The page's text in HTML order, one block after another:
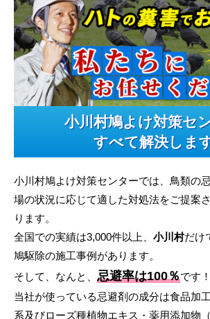
小川村鳩よけ対策セ
すべて解決しま
小川村鳩よけ対策センターでは、鳥類の
場の状況に応じて適した対処法をご提案
ります。
全国での実績は3,000件以上、 小川村だけ
鳩駆除の施工事例があります。
そして、なんと、 忌避率は100％です！
当社が使っている忌避剤の成分は食品加
系及びローズ種植物エキス・薬用添加物